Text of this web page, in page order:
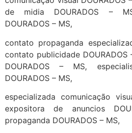
de midia DOURADOS –
DOURADOS – MS,
contato propaganda
contato publicidade
DOURADOS – MS,
DOURADOS – MS,
especializada comunicação
expositora de anuncios
propaganda DOURADOS – MS,